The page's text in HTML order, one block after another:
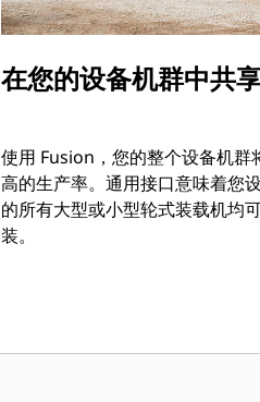
在您的设备机群中共
使用 Fusion，您的整个设备机群
高的生产率。通用接口意味着您
的所有大型或小型轮式装载机均
装。